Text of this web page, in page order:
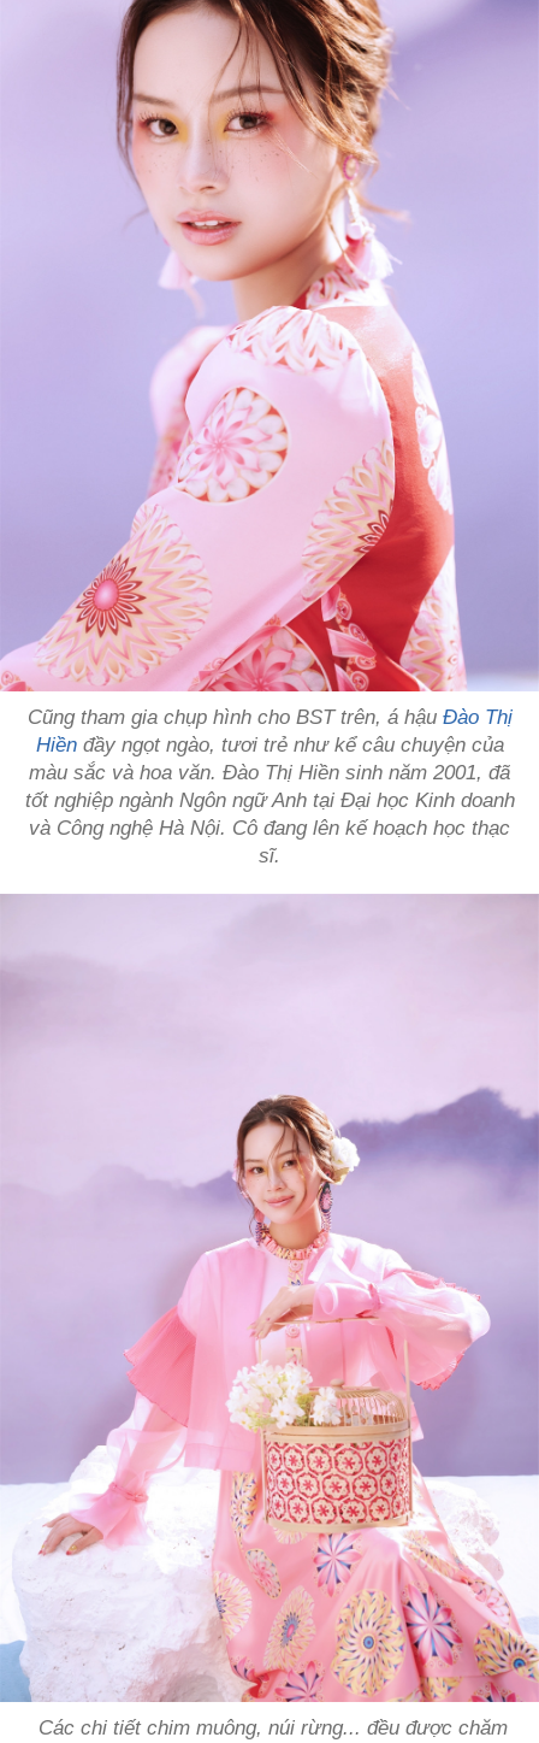
Cũng tham gia chụp hình cho BST trên, á hậu Đào Thị
Hiềnđầy ngọt ngào, tươi trẻ như kể câu chuyện của
màu sắc và hoa văn. Đào Thị Hiền sinh năm 2001, đã
tốt nghiệp ngành Ngôn ngữ Anh tại Đại học Kinh doanh
và Công nghệ Hà Nội. Cô đang lên kế hoạch học thạc
sĩ.
Các chi tiết chim muông, núi rừng... đều được chăm